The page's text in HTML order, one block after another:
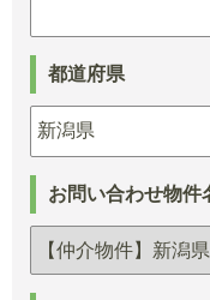
都道府県
お問い合わせ物件
【仲介物件】新潟